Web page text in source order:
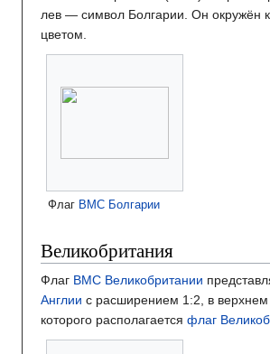
лев — символ Болгарии. Он окружён
цветом.
Флаг ВМС Болгарии
Великобритания
Флаг ВМС Великобритании
Англии с расширением 1:2, в верхнем
которого располагается флаг